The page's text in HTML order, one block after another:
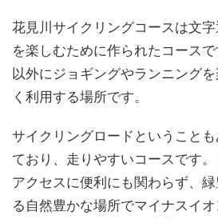
花見川サイクリングコースは文
を楽しむために作られたコース
以外にジョギングやランニング
く利用する場所です。
サイクリングロードということ
ており、走りやすいコースです
アクセスに便利にも関わらず、
る自然豊かな場所でマイナスイ